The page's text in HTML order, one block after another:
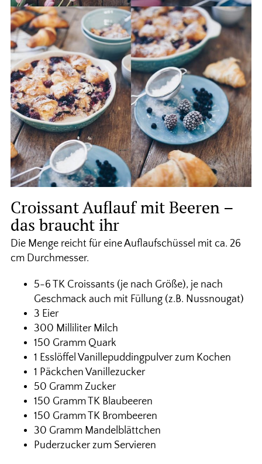
Croissant Auflauf mit Beeren –
das braucht ihr
Die Menge reicht für eine Auflaufschüssel mit ca. 26
cm Durchmesser.
5-6 TK Croissants (je nach Größe), je nach
Geschmack auch mit Füllung (z.B. Nussnougat)
3 Eier
300 Milliliter Milch
150 Gramm Quark
1 Esslöffel Vanillepuddingpulver zum Kochen
1 Päckchen Vanillezucker
50 Gramm Zucker
150 Gramm TK Blaubeeren
150 Gramm TK Brombeeren
30 Gramm Mandelblättchen
Puderzucker zum Servieren